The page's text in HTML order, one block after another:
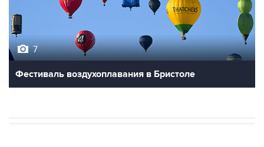
7
Фестиваль воздухоплавания в Бристоле